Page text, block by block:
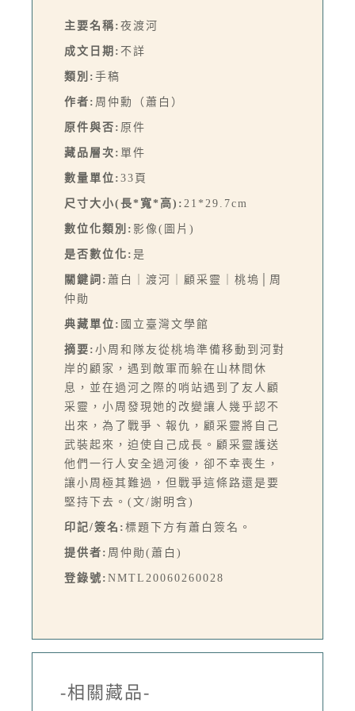
主要名稱: 夜渡河
成文日期: 不詳
類別: 手稿
作者: 周仲勳（蕭白）
原件與否: 原件
藏品層次: 單件
數量單位: 33頁
尺寸大小(長*寬*高): 21*29.7cm
數位化類別: 影像(圖片)
是否數位化: 是
關鍵詞: 蕭白｜渡河｜顧采靈｜桃塢│周
仲勛
典藏單位: 國立臺灣文學館
摘要: 小周和隊友從桃塢準備移動到河對
岸的顧家，遇到敵軍而躲在山林間休
息，並在過河之際的哨站遇到了友人顧
采靈，小周發現她的改變讓人幾乎認不
出來，為了戰爭、報仇，顧采靈將自己
武裝起來，迫使自己成長。顧采靈護送
他們一行人安全過河後，卻不幸喪生，
讓小周極其難過，但戰爭這條路還是要
堅持下去。(文/謝明含)
印記/簽名: 標題下方有蕭白簽名。
提供者: 周仲勛(蕭白)
登錄號: NMTL20060260028
-相關藏品-